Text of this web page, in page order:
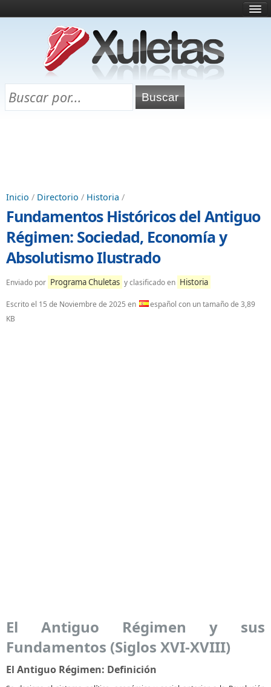
¿Qué es esto?
Directorio
Chuletas para exámenes
Inicio / Directorio / Historia /
Fundamentos Históricos del Antiguo
Régimen: Sociedad, Economía y
Absolutismo Ilustrado
Enviado por Programa Chuletas y clasificado en Historia
Escrito el 15 de Noviembre de 2025 en
español con un tamaño de 3,89
KB
El Antiguo Régimen y sus
Fundamentos (Siglos XVI-XVIII)
El Antiguo Régimen: Definición